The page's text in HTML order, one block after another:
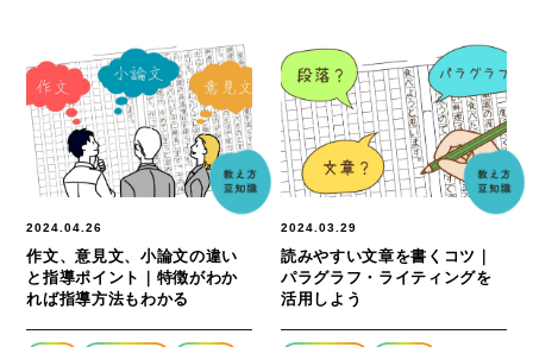
2024.04.26
作文、意見文、小論文の違い
と指導ポイント｜特徴がわか
れば指導方法もわかる
2024.03.29
読みやすい文章を書くコツ｜
パラグラフ・ライティングを
活用しよう